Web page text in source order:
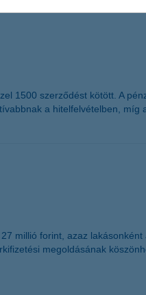
1500 szerződést kötött. A
a hitelfelvételben, míg
millió forint, azaz
megoldásának